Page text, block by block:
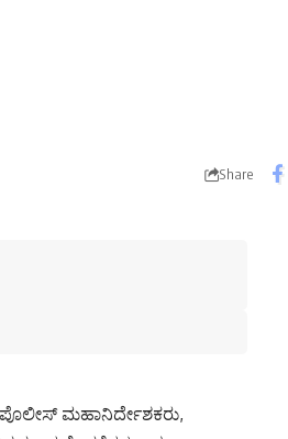
Share
ಪೊಲೀಸ್ ಮಹಾನಿರ್ದೇಶಕರು,